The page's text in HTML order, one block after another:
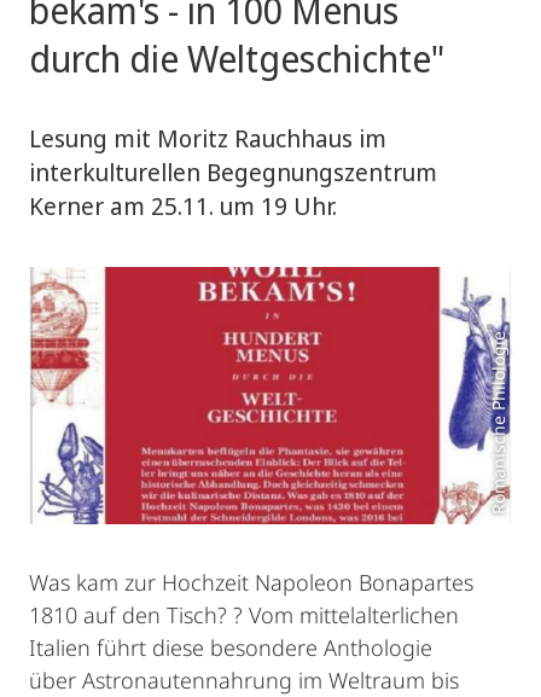
bekam's - in 100 Menus
durch die Weltgeschichte"
Lesung mit Moritz Rauchhaus im
interkulturellen Begegnungszentrum
Kerner am 25.11. um 19 Uhr.
Romanische Philologie
Was kam zur Hochzeit Napoleon Bonapartes
1810 auf den Tisch? ? Vom mittelalterlichen
Italien führt diese besondere Anthologie
über Astronautennahrung im Weltraum bis